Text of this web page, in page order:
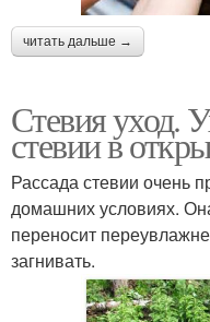
читать дальше →
Стевия уход.
стевии в
Рассада стевии очень
домашних условиях.
переносит
загнивать.